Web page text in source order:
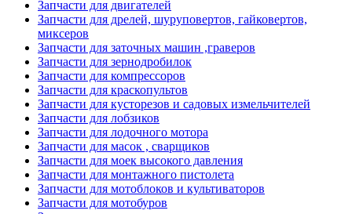
Запчасти для двигателей
Запчасти для дрелей, шуруповертов, гайковертов,
миксеров
Запчасти для заточных машин ,граверов
Запчасти для зернодробилок
Запчасти для компрессоров
Запчасти для краскопультов
Запчасти для кусторезов и садовых измельчителей
Запчасти для лобзиков
Запчасти для лодочного мотора
Запчасти для масок , сварщиков
Запчасти для моек высокого давления
Запчасти для монтажного пистолета
Запчасти для мотоблоков и культиваторов
Запчасти для мотобуров